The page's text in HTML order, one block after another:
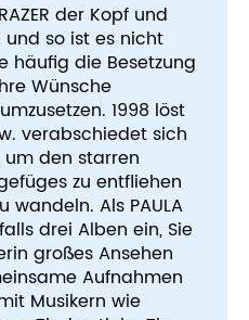
der Kopf und
und so ist es nicht
häufig die Besetzung
Wünsche
1998 löst
verabschiedet sich
den starren
zu entfliehen
wandeln. Als PAULA
drei Alben ein, Sie
großes Ansehen
Aufnahmen
Musikern wie